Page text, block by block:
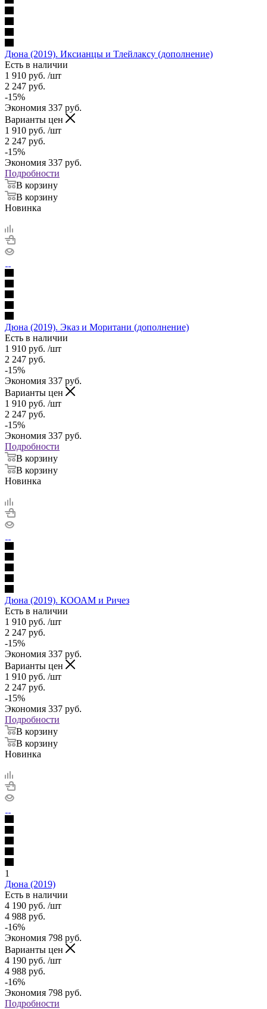
Дюна (2019). Иксианцы и Тлейлаксу (дополнение)
Есть в наличии
1 910 руб. /шт
2 247 руб.
-15%
Экономия 337 руб.
Варианты цен
1 910 руб. /шт
2 247 руб.
-15%
Экономия 337 руб.
Подробности
В корзину
В корзину
Новинка
Дюна (2019). Эказ и Моритани (дополнение)
Есть в наличии
1 910 руб. /шт
2 247 руб.
-15%
Экономия 337 руб.
Варианты цен
1 910 руб. /шт
2 247 руб.
-15%
Экономия 337 руб.
Подробности
В корзину
В корзину
Новинка
Дюна (2019). КООАМ и Ричез
Есть в наличии
1 910 руб. /шт
2 247 руб.
-15%
Экономия 337 руб.
Варианты цен
1 910 руб. /шт
2 247 руб.
-15%
Экономия 337 руб.
Подробности
В корзину
В корзину
Новинка
1
Дюна (2019)
Есть в наличии
4 190 руб. /шт
4 988 руб.
-16%
Экономия 798 руб.
Варианты цен
4 190 руб. /шт
4 988 руб.
-16%
Экономия 798 руб.
Подробности